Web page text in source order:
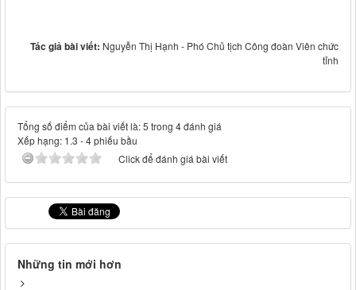
Tác giả bài viết: Nguyễn Thị Hạnh - Phó Chủ tịch Công đoàn Viên chức
tỉnh
Tổng số điểm của bài viết là: 5 trong 4 đánh giá
Xếp hạng: 1.3 -4phiếu bầu
Click để đánh giá bài viết
Những tin mới hơn